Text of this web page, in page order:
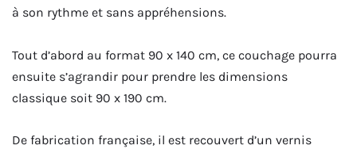
à son rythme et sans appréhensions.
Tout d’abord au format 90 x 140 cm, ce couchage pourra
ensuite s’agrandir pour prendre les dimensions
classique soit 90 x 190 cm.
De fabrication française, il est recouvert d’un vernis